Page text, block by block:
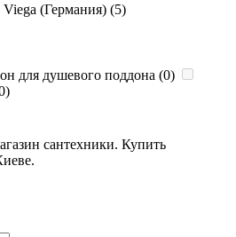
Viega (Германия) (5)
для душевого поддона (0)
)
сантехники. Купить